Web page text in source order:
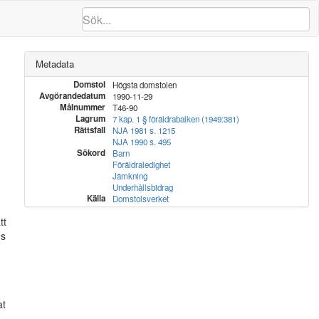
Metadata
Domstol Högsta domstolen
Avgörandedatum 1990-11-29
Målnummer T46-90
Lagrum 7 kap. 1 § föräldrabalken (1949:381)
Rättsfall
NJA 1981 s. 1215
NJA 1990 s. 495
Sökord
Barn
Föräldraledighet
Jämkning
Underhållsbidrag
Källa Domstolsverket